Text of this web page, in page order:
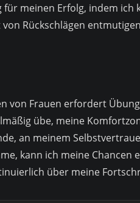
meinen Erfolg, indem
Rückschlägen
von Frauen erfordert
übe, meine
an meinem
kann ich meine Chancen
über meine